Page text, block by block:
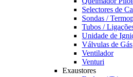
Selectores de
Sondas /
Tubos /
Unidade de
Válvulas de Gás
Ventilador
Venturi
Exaustores